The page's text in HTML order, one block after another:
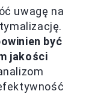
uwagę na
być
jakości